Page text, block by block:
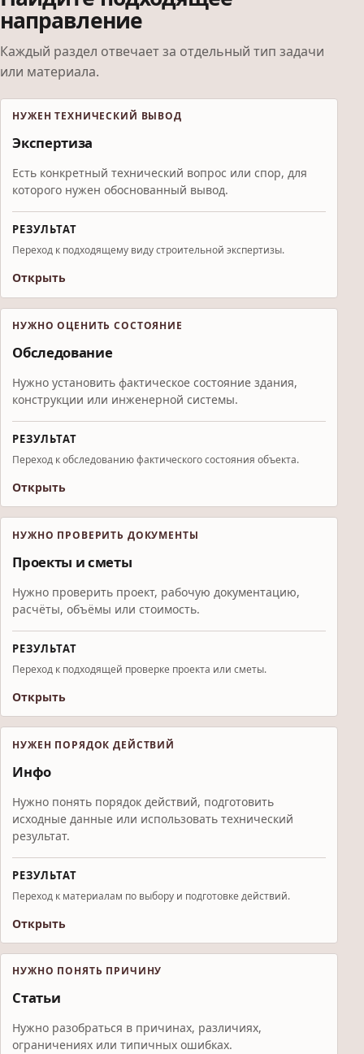
направление
Каждый раздел отвечает за отдельный тип задачи
или материала.
НУЖЕН ТЕХНИЧЕСКИЙ ВЫВОД
Экспертиза
Есть конкретный технический вопрос или спор, для
которого нужен обоснованный вывод.
РЕЗУЛЬТАТ
Переход к подходящему виду строительной экспертизы.
Открыть
НУЖНО ОЦЕНИТЬ СОСТОЯНИЕ
Обследование
Нужно установить фактическое состояние здания,
конструкции или инженерной системы.
РЕЗУЛЬТАТ
Переход к обследованию фактического состояния объекта.
Открыть
НУЖНО ПРОВЕРИТЬ ДОКУМЕНТЫ
Проекты и сметы
Нужно проверить проект, рабочую документацию,
расчёты, объёмы или стоимость.
РЕЗУЛЬТАТ
Переход к подходящей проверке проекта или сметы.
Открыть
НУЖЕН ПОРЯДОК ДЕЙСТВИЙ
Инфо
Нужно понять порядок действий, подготовить
исходные данные или использовать технический
результат.
РЕЗУЛЬТАТ
Переход к материалам по выбору и подготовке действий.
Открыть
НУЖНО ПОНЯТЬ ПРИЧИНУ
Статьи
Нужно разобраться в причинах, различиях,
ограничениях или типичных ошибках.